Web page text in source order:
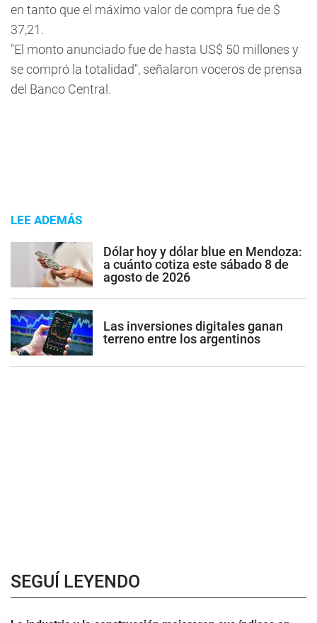
en tanto que el máximo valor de compra fue de $
37,21.
"El monto anunciado fue de hasta US$ 50 millones y
se compró la totalidad", señalaron voceros de prensa
del Banco Central.
LEE ADEMÁS
Dólar hoy y dólar blue en Mendoza:
a cuánto cotiza este sábado 8 de
agosto de 2026
Las inversiones digitales ganan
terreno entre los argentinos
SEGUÍ LEYENDO